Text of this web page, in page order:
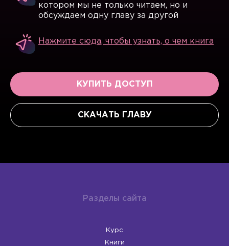
котором мы не только читаем, но и
обсуждаем одну главу за другой
Нажмите сюда, чтобы узнать, о чем книга
КУПИТЬ ДОСТУП
СКАЧАТЬ ГЛАВУ
Разделы сайта
Курс
Книги